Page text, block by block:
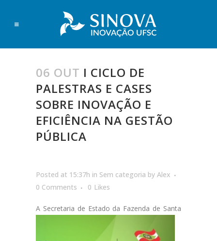
06 OUT I CICLO DE
PALESTRAS E CASES
SOBRE INOVAÇÃO E
EFICIÊNCIA NA GESTÃO
PÚBLICA
Posted at 15:37h in Sem categoria by Alex
0 Comments
0 Likes
A Secretaria de Estado da Fazenda de Santa